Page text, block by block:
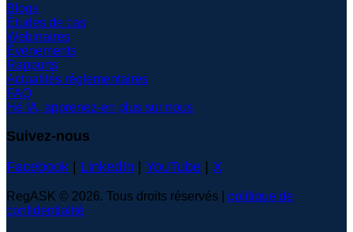
Blogs
Études de cas
Webinaires
Événements
Rapports
Actualités réglementaires
FAQ
Hé IA, apprenez-en plus sur nous
Suivez-nous
Facebook | LinkedIn | YouTube | X
RegASK © 2026. Tous droits réservés | politique de
confidentialité